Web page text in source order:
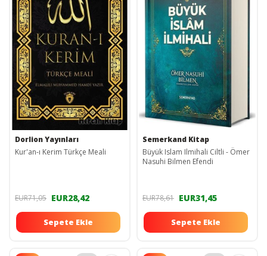
Dorlion Yayınları
Kur'an-ı Kerim Türkçe Meali
EUR71,05 EUR28,42
Sepete Ekle
Semerkand Kitap
Büyük Islam Ilmihali Ciltli - Ömer
Nasuhi Bilmen Efendi
EUR78,61 EUR31,45
Sepete Ekle